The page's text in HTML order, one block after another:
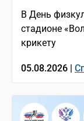
В День
стадионе
крикету
05.08.2026 |